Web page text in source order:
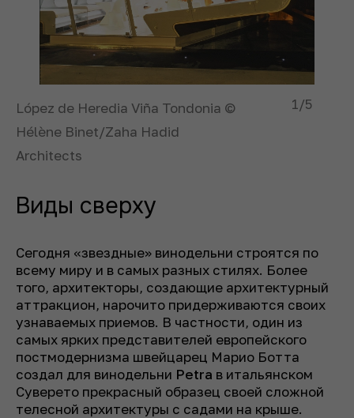
López de Heredia Viña Tondonia ©
Hélène Binet/Zaha Hadid
Architects
1 /5
Виды сверху
Сегодня «звездные» винодельни строятся по
всему миру и в самых разных стилях. Более
того, архитекторы, создающие архитектурный
аттракцион, нарочито придерживаются своих
узнаваемых приемов. В частности, один из
самых ярких представителей европейского
постмодернизма швейцарец Марио Ботта
создал для винодельни Petra в итальянском
Суверето прекрасный образец своей сложной
телесной архитектуры с садами на крыше.